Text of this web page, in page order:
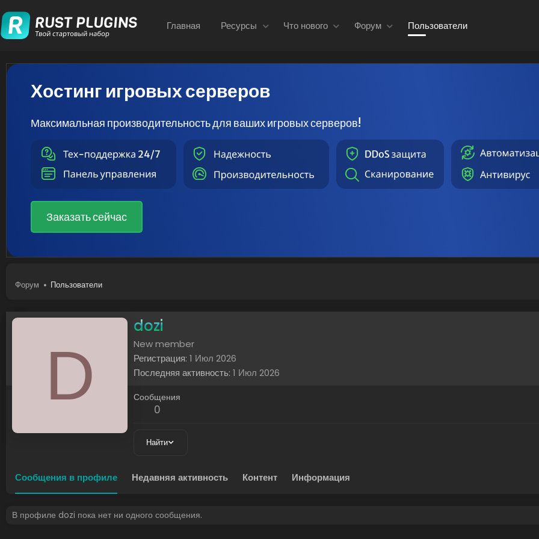
Главная Ресурсы Что нового Форум Пользователи
Хостинг игровых серверов
Максимальная производительность для ваших игровых серверов!
Заказать сейчас
Форум Пользователи
D
dozi
New member
Регистрация 1 Июл 2026
Последняя активность 1 Июл 2026
Сообщения
0
Найти
Сообщения в профиле Недавняя активность Контент Информация
В профиле dozi пока нет ни одного сообщения.